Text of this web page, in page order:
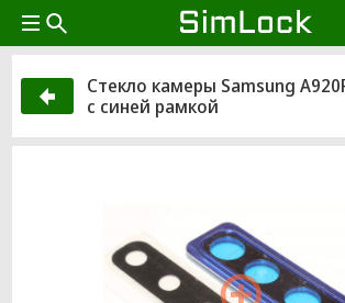
Стекло камеры Samsung
с синей рамкой